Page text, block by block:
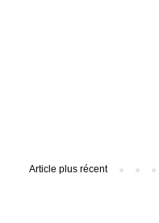
Article plus récent